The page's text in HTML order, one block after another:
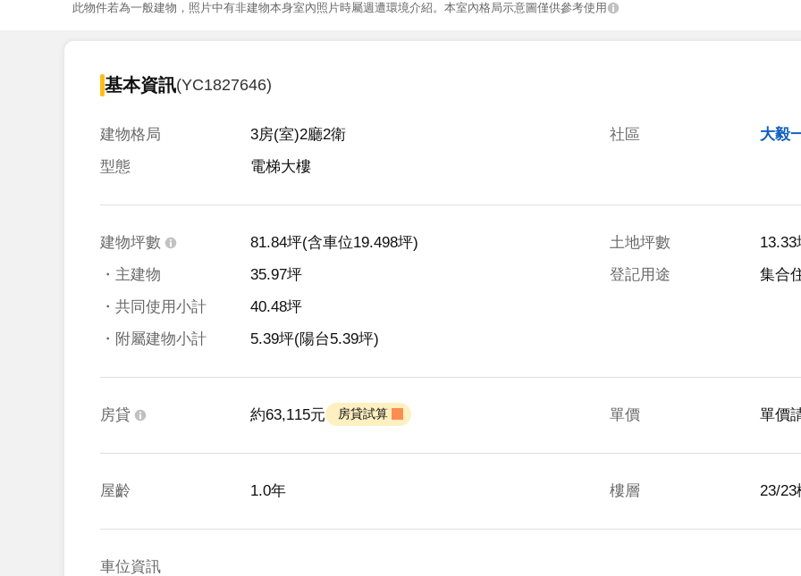
此物件若為一般建物，照片中有非建物本身室內照片時屬週遭環境介紹。本室內格局示意圖僅供參考使用
基本資訊(YC1827646)
建物格局
3房(室)2廳2衛
型態
電梯大樓
社區 大毅
建物坪數 81.84坪(含車位19.498坪)
・主建物
35.97坪
・共同使用小計
40.48坪
・附屬建物小計
5.39坪(陽台5.39坪)
土地坪數
13.33
登記用途
集合
房貸 約63,115元 房貸試算 單價 單價
屋齡 1.0年 樓層 23/23
車位資訊